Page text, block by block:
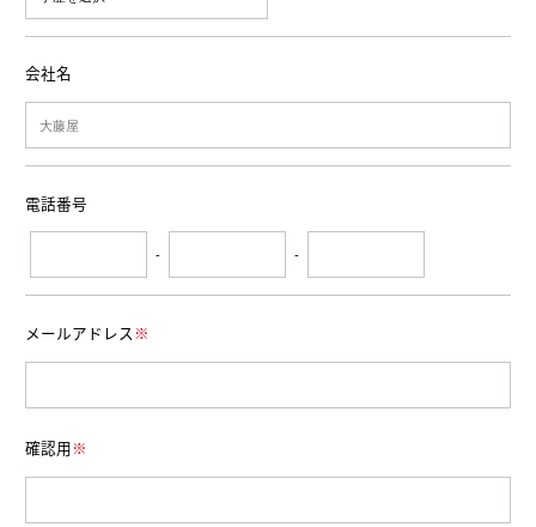
会社名
電話番号
- -
メールアドレス ※
確認用※